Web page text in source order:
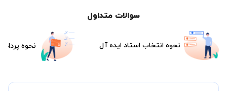
سوالات متداول
نحوه انتخاب استاد ایده آل نحوه